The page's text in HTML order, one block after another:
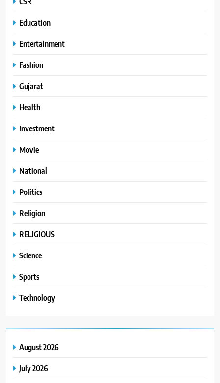
Education
Entertainment
Fashion
Gujarat
Health
Investment
Movie
National
Politics
Religion
RELIGIOUS
Science
Sports
Technology
August 2026
July 2026